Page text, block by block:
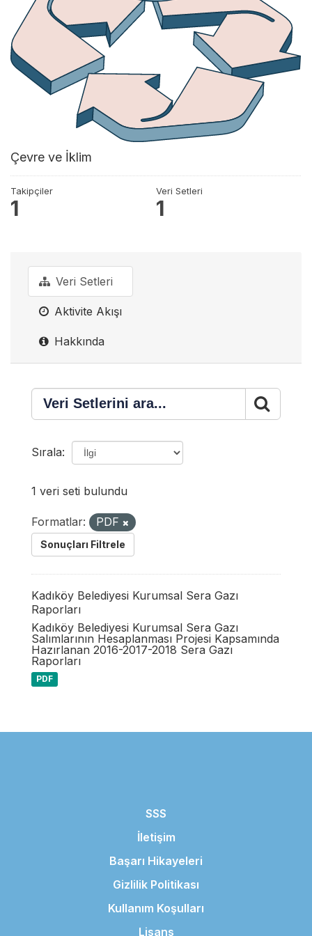
Çevre ve İklim
Takipçiler
1
Veri Setleri
1
Veri Setleri
Aktivite Akışı
Hakkında
Sırala
1 veri seti bulundu
Formatlar: PDF
Sonuçları Filtrele
Kadıköy Belediyesi Kurumsal Sera Gazı
Raporları
Kadıköy Belediyesi Kurumsal Sera Gazı
Salımlarının Hesaplanması Projesi Kapsamında
Hazırlanan 2016-2017-2018 Sera Gazı
Raporları
PDF
SSS
İletişim
Başarı Hikayeleri
Gizlilik Politikası
Kullanım Koşulları
Lisans